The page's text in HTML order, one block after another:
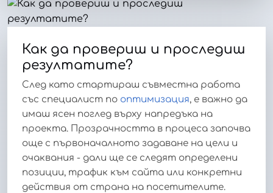
Как да провериш и проследиш
резултатите?
След като стартираш съвместна работа
със специалист по оптимизация, е важно да
имаш ясен поглед върху напредъка на
проекта. Прозрачността в процеса започва
още с първоначалното задаване на цели и
очаквания - дали ще се следят определени
позиции, трафик към сайта или конкретни
действия от страна на посетителите.